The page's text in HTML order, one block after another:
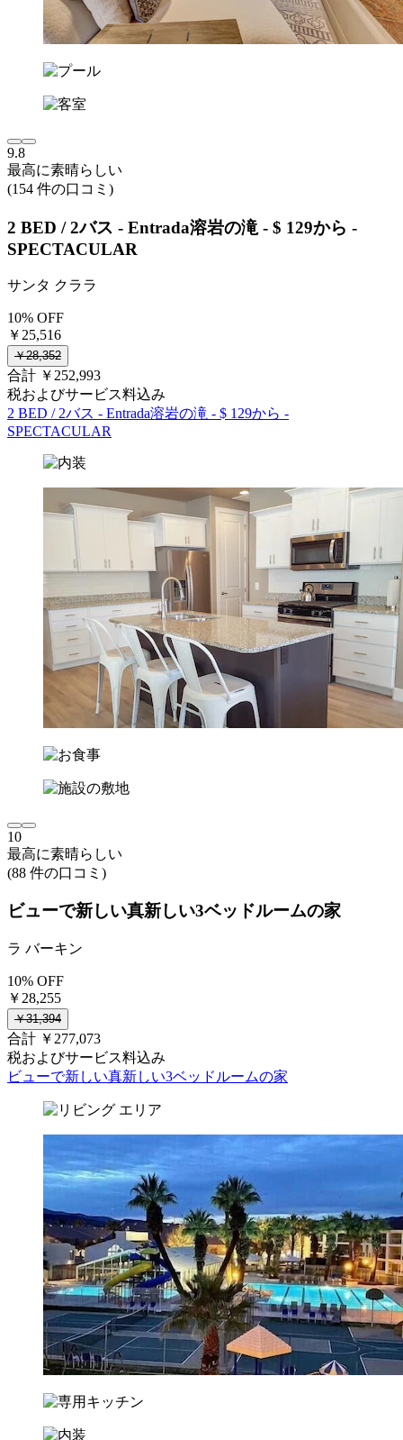
9.8
最高に素晴らしい
(154 件の口コミ)
2 BED / 2バス - Entrada溶岩の滝 - $ 129から -
SPECTACULAR
サンタ クララ
10% OFF
￥25,516
￥28,352
合計 ￥252,993
税およびサービス料込み
2 BED / 2バス - Entrada溶岩の滝 - $ 129から -
SPECTACULAR
10
最高に素晴らしい
(88 件の口コミ)
ビューで新しい真新しい3ベッドルームの家
ラ バーキン
10% OFF
￥28,255
￥31,394
合計 ￥277,073
税およびサービス料込み
ビューで新しい真新しい3ベッドルームの家